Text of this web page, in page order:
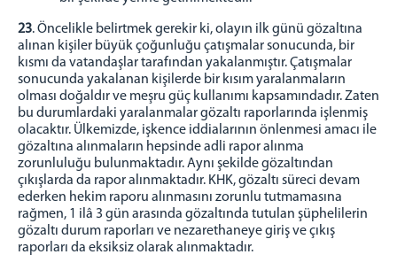
23. Öncelikle belirtmek gerekir ki, olayın ilk günü gözaltına
alınan kişiler büyük çoğunluğu çatışmalar sonucunda, bir
kısmı da vatandaşlar tarafından yakalanmıştır. Çatışmalar
sonucunda yakalanan kişilerde bir kısım yaralanmaların
olması doğaldır ve meşru güç kullanımı kapsamındadır. Zaten
bu durumlardaki yaralanmalar gözaltı raporlarında işlenmiş
olacaktır. Ülkemizde, işkence iddialarının önlenmesi amacı ile
gözaltına alınmaların hepsinde adli rapor alınma
zorunluluğu bulunmaktadır. Aynı şekilde gözaltından
çıkışlarda da rapor alınmaktadır. KHK, gözaltı süreci devam
ederken hekim raporu alınmasını zorunlu tutmamasına
rağmen, 1 ilâ 3 gün arasında gözaltında tutulan şüphelilerin
gözaltı durum raporları ve nezarethaneye giriş ve çıkış
raporları da eksiksiz olarak alınmaktadır.